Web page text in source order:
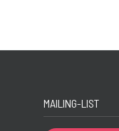
MAILING-LIST